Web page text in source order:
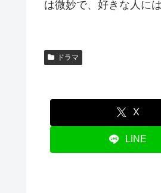
は微妙で、好きな人に
ドラマ
X
LINE